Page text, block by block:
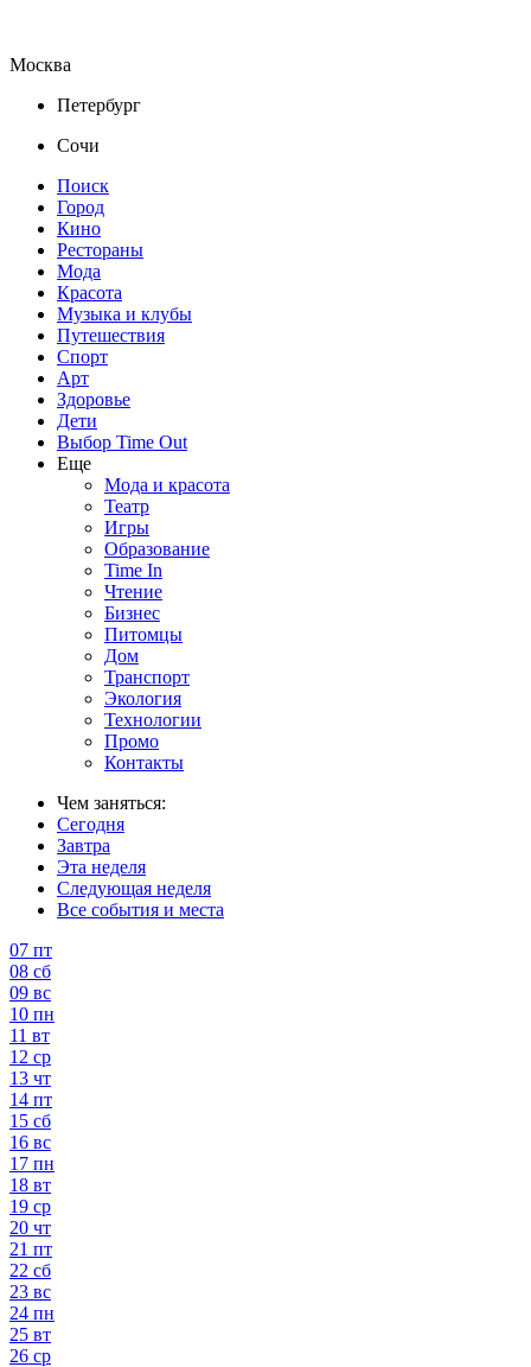
Москва
Петербург
Сочи
Поиск
Город
Кино
Рестораны
Мода
Красота
Музыка и клубы
Путешествия
Спорт
Арт
Здоровье
Дети
Выбор Time Out
Еще
Мода и красота
Театр
Игры
Образование
Time In
Чтение
Бизнес
Питомцы
Дом
Транспорт
Экология
Технологии
Промо
Контакты
Чем заняться:
Сегодня
Завтра
Эта неделя
Следующая неделя
Все события и места
07 пт
08 сб
09 вс
10 пн
11 вт
12 ср
13 чт
14 пт
15 сб
16 вс
17 пн
18 вт
19 ср
20 чт
21 пт
22 сб
23 вс
24 пн
25 вт
26 ср